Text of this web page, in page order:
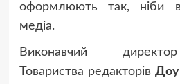
оформлюють так, ніби
медіа.
Виконавчий
Товариства редакторів